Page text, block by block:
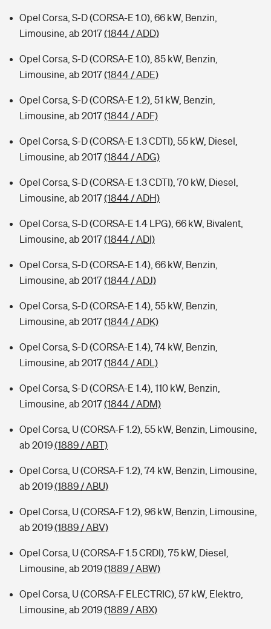
Opel Corsa, S-D (CORSA-E 1.0), 66 kW, Benzin,
Limousine, ab 2017(1844 / ADD)
Opel Corsa, S-D (CORSA-E 1.0), 85 kW, Benzin,
Limousine, ab 2017(1844 / ADE)
Opel Corsa, S-D (CORSA-E 1.2), 51 kW, Benzin,
Limousine, ab 2017(1844 / ADF)
Opel Corsa, S-D (CORSA-E 1.3 CDTI), 55 kW, Diesel,
Limousine, ab 2017(1844 / ADG)
Opel Corsa, S-D (CORSA-E 1.3 CDTI), 70 kW, Diesel,
Limousine, ab 2017(1844 / ADH)
Opel Corsa, S-D (CORSA-E 1.4 LPG), 66 kW, Bivalent,
Limousine, ab 2017(1844 / ADI)
Opel Corsa, S-D (CORSA-E 1.4), 66 kW, Benzin,
Limousine, ab 2017(1844 / ADJ)
Opel Corsa, S-D (CORSA-E 1.4), 55 kW, Benzin,
Limousine, ab 2017(1844 / ADK)
Opel Corsa, S-D (CORSA-E 1.4), 74 kW, Benzin,
Limousine, ab 2017(1844 / ADL)
Opel Corsa, S-D (CORSA-E 1.4), 110 kW, Benzin,
Limousine, ab 2017(1844 / ADM)
Opel Corsa, U (CORSA-F 1.2), 55 kW, Benzin, Limousine,
ab 2019(1889 / ABT)
Opel Corsa, U (CORSA-F 1.2), 74 kW, Benzin, Limousine,
ab 2019(1889 / ABU)
Opel Corsa, U (CORSA-F 1.2), 96 kW, Benzin, Limousine,
ab 2019(1889 / ABV)
Opel Corsa, U (CORSA-F 1.5 CRDI), 75 kW, Diesel,
Limousine, ab 2019(1889 / ABW)
Opel Corsa, U (CORSA-F ELECTRIC), 57 kW, Elektro,
Limousine, ab 2019(1889 / ABX)